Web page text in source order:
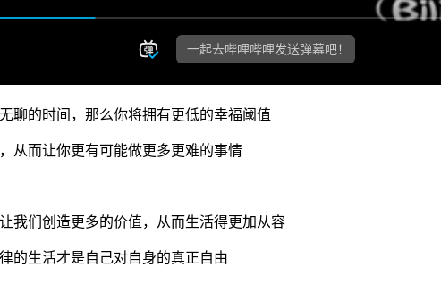
聊的时间，那么你将拥有更低的幸福阈值
从而让你更有可能做更多更难的事情
我们创造更多的价值，从而生活得更加从容
的生活才是自己对自身的真正自由